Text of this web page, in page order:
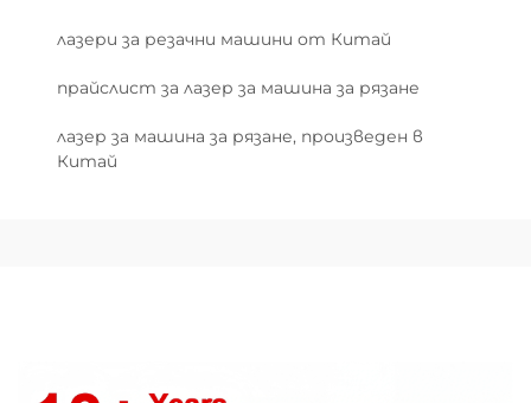
лазери за резачни машини от Китай
прайслист за лазер за машина за рязане
лазер за машина за рязане, произведен в
Китай